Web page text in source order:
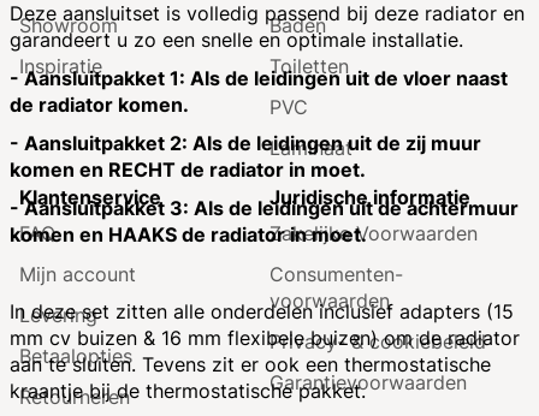
Deze aansluitset is volledig passend bij deze radiator en
garandeert u zo een snelle en optimale installatie.
- Aansluitpakket 1: Als de leidingen uit de vloer naast
de radiator komen.
- Aansluitpakket 2: Als de leidingen uit de zij muur
komen en RECHT de radiator in moet.
- Aansluitpakket 3: Als de leidingen uit de achtermuur
komen en HAAKS de radiator in moet.
In deze set zitten alle onderdelen inclusief adapters (15
mm cv buizen & 16 mm flexibele buizen) om de radiator
aan te sluiten. Tevens zit er ook een thermostatische
kraantje bij de thermostatische pakket.
Showroom
Inspiratie
Baden
Toiletten
PVC
Laminaat
Klantenservice
FAQ
Mijn account
Levering
Betaalopties
Retourneren
Juridische informatie
Zakelijke Voorwaarden
Consumenten­
voorwaarden
Privacy- & cookiebeleid
Garantie­voorwaarden